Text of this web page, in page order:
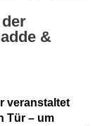
&
veranstaltet
Tür – um